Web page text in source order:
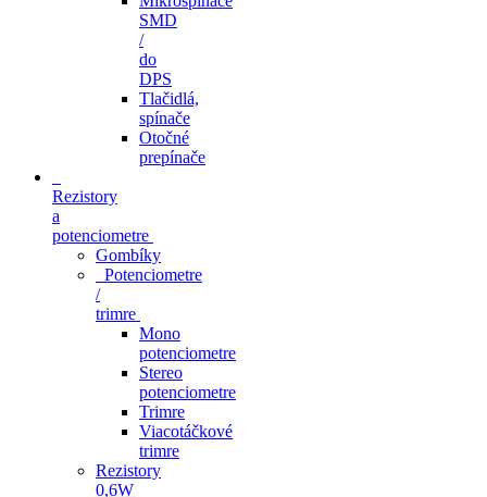
SMD
/
do
DPS
Tlačidlá,
spínače
Otočné
prepínače
Rezistory
a
potenciometre
Gombíky
Potenciometre
/
trimre
Mono
potenciometre
Stereo
potenciometre
Trimre
Viacotáčkové
trimre
Rezistory
0,6W